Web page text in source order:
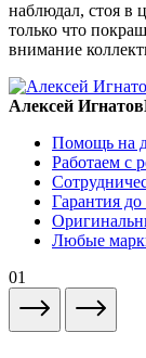
наблюдал, стоя в
только что
внимание
Алексей Игнатов
Помощь на
Работаем с
Гарантия до
Любые
01